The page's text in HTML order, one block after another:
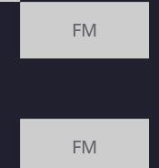
FM
FM